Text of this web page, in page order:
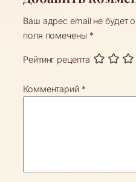
Ваш адрес email не будет
поля помечены *
Рейтинг рецепта
Комментарий *